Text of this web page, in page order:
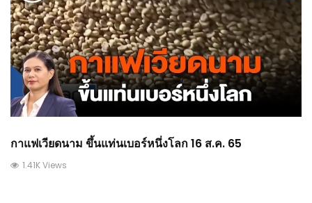
กาแฟเวียดนาม ขึ้นแท่นเบอร์หนึ่งโลก 16 ส.ค. 65
1.41K Views